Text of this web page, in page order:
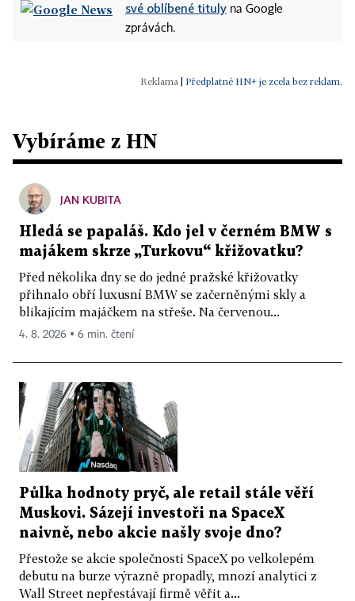
své oblíbené tituly na Google
zprávách.
Předplatné HN+ je zcela bez reklam.
Vybíráme z HN
JAN KUBITA
Hledá se papaláš. Kdo jel v černém BMW s
majákem skrze „Turkovu“ křižovatku?
Před několika dny se do jedné pražské křižovatky
přihnalo obří luxusní BMW se začerněnými skly a
blikajícím majáčkem na střeše. Na červenou...
4. 8. 2026 ▪ 6 min. čtení
Půlka hodnoty pryč, ale retail stále věří
Muskovi. Sázejí investoři na SpaceX
naivně, nebo akcie našly svoje dno?
Přestože se akcie společnosti SpaceX po velkolepém
debutu na burze výrazně propadly, mnozí analytici z
Wall Street nepřestávají firmě věřit a...